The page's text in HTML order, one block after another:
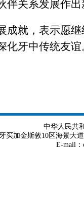
伴关系发展作
成就，表示愿
化牙中传统友谊
中华人民共
买加金斯敦10区海景大道
E-mail：